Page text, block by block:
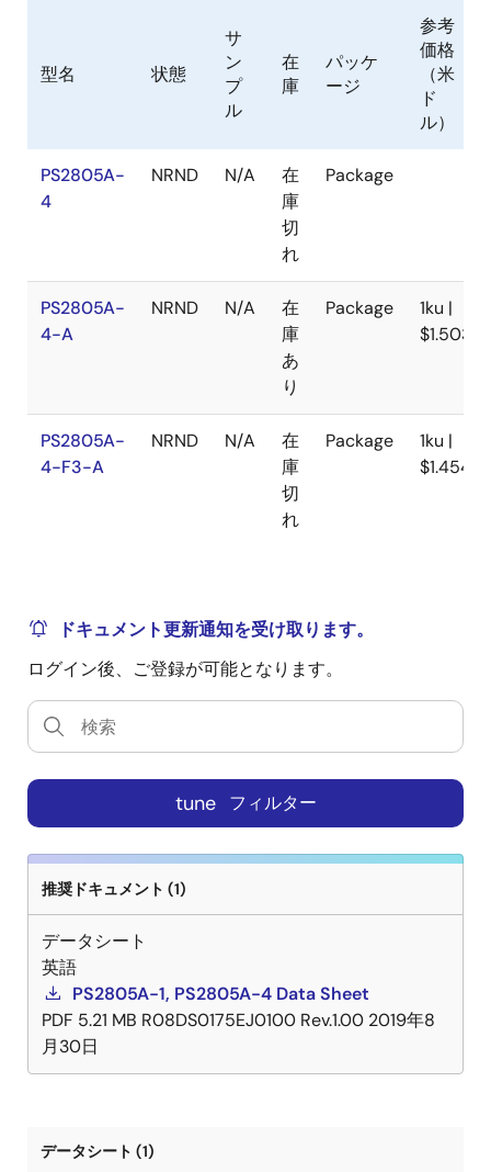
型名 状態
サ
ン
プ
ル
在
庫
パッケ
ージ
参考
価格
（米
ド
ル）
PS2805A-
4
NRND N/A
在
庫
切
れ
Package
PS2805A-
4-A
NRND N/A
在
庫
あ
り
Package
1ku |
$1.503
PS2805A-
4-F3-A
NRND N/A
在
庫
切
れ
Package
1ku |
$1.454
ドキュメント更新通知を受け取ります。
ログイン後、ご登録が可能となります。
tune フィルター
推奨ドキュメント (1)
データシート
英語
PS2805A-1, PS2805A-4 Data Sheet
PDF 5.21 MB R08DS0175EJ0100 Rev.1.00 2019年8
月30日
データシート (1)